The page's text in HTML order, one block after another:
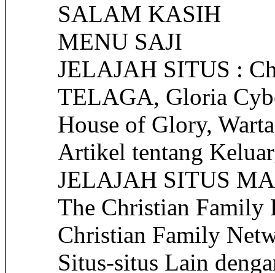
SALAM KASIH
MENU SAJI
JELAJAH SITUS :
TELAGA, Gloria
House of Glory,
Artikel tentang
JELAJAH SITUS
The Christian Family
Christian Family
Situs-situs Lain